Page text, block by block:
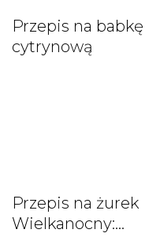
Przepis na babkę
cytrynową
Przepis na żurek
Wielkanocny: